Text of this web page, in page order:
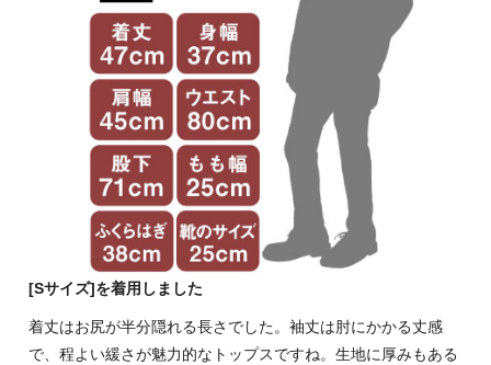
[Sサイズ]を着用しました
着丈はお尻が半分隠れる長さでした。袖丈は肘にかかる丈感
で、程よい緩さが魅力的なトップスですね。生地に厚みもある